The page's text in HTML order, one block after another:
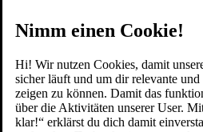
Nimm einen Cookie!
Hi! Wir nutzen Cookies, damit
sicher läuft und um dir relevante
zeigen zu können. Damit das
über die Aktivitäten unserer User.
klar!“ erklärst du dich damit